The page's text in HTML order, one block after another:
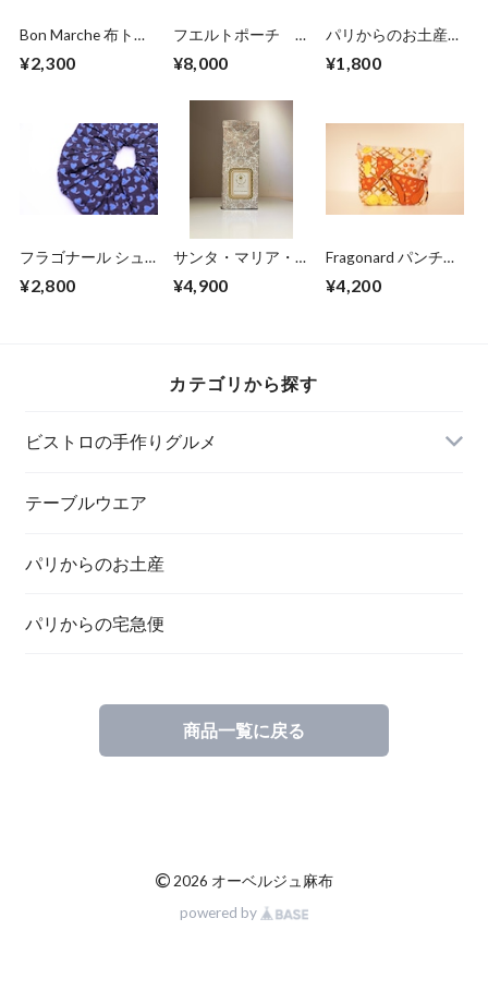
Bon Marche 布トー
¥2,300
フエルトポーチ お
¥8,000
パリからのお土産
Frères 缶入トロカデ
¥1,800
フラゴナール シュ
ート
¥2,800
サンタ・マリア・ノ
¥4,900
Fragonard パンチュ
ス
¥4,200
カテゴリから探す
ビストロの手作りグルメ
テーブルウエア
パリからのお土産
パリからの宅急便
商品一覧に戻る
© 2026 オーベルジュ麻布
powered by